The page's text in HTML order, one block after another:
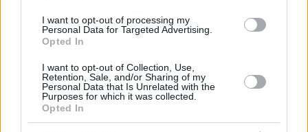
I want to opt-out of processing my
Personal Data for Targeted Advertising.
Opted In
I want to opt-out of Collection, Use,
Retention, Sale, and/or Sharing of my
Personal Data that Is Unrelated with the
Purposes for which it was collected.
Opted In
Stretching: Οκτώ εύκολες ασκήσεις που μπορείτε να
κάνετε ενώ βλέπετε τηλεόραση
22.09.2020, 09:39